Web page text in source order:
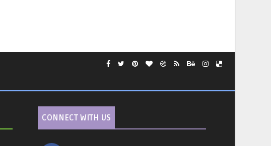
CONNECT WITH US